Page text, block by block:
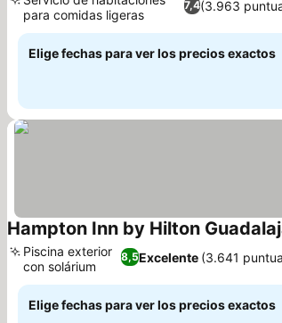
7,4(3.963
para comidas ligeras
Elige fechas para ver los precios exactos
Hampton Inn by Hilton
8,5Excelente (3.641
Piscina exterior
con solárium
Elige fechas para ver los precios exactos